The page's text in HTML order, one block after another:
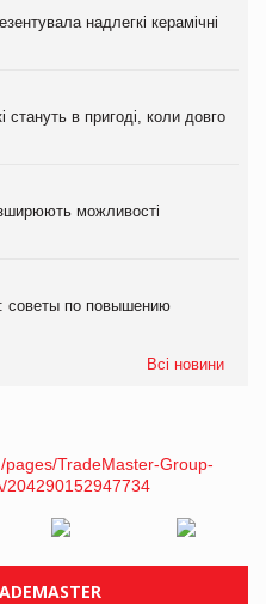
надлегкі керамічні
стануть в пригоді, коли довго
можливості
советы по повышению
Всі новини